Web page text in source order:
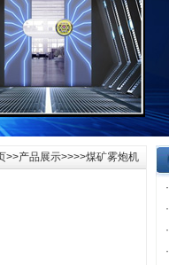
>>产品展示>>>>煤矿雾炮机
·
·
·
·